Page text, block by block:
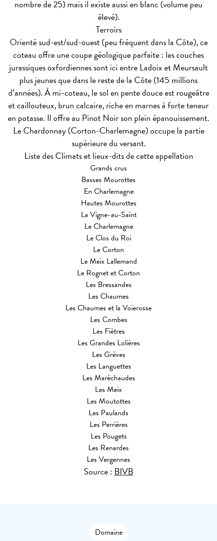
nombre de 25) mais il existe aussi en blanc (volume peu
élevé).
Terroirs
Orienté sud-est/sud-ouest (peu fréquent dans la Côte), ce
coteau offre une coupe géologique parfaite : les couches
jurassiques oxfordiennes sont ici entre Ladoix et Meursault
plus jeunes que dans le reste de la Côte (145 millions
d’années). À mi-coteau, le sol en pente douce est rougeâtre
et caillouteux, brun calcaire, riche en marnes à forte teneur
en potasse. Il offre au Pinot Noir son plein épanouissement.
Le Chardonnay (Corton-Charlemagne) occupe la partie
supérieure du versant.
Liste des Climats et lieux-dits de cette appellation
Grands crus
Basses Mourottes
En Charlemagne
Hautes Mourottes
La Vigne-au-Saint
Le Charlemagne
Le Clos du Roi
Le Corton
Le Meix Lallemand
Le Rognet et Corton
Les Bressandes
Les Chaumes
Les Chaumes et la Voierosse
Les Combes
Les Fiètres
Les Grandes Lolières
Les Grèves
Les Languettes
Les Maréchaudes
Les Meix
Les Moutottes
Les Paulands
Les Perrières
Les Pougets
Les Renardes
Les Vergennes
Source : BIVB
Domaine